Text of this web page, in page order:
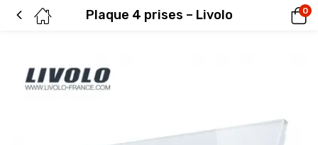
Plaque 4 prises – Livolo 0